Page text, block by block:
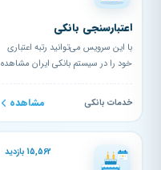
اعتبارسنجی بانکی
با این سرویس می‌توانید رتبه اعتباری
خود را در سیستم بانکی ایران مشاهده
خدمات بانکی مشاهده
15,562 بازدید